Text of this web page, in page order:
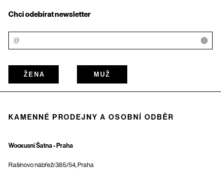
Chci odebírat newsletter
i
ŽENA MUŽ
KAMENNÉ PRODEJNY A OSOBNÍ ODBĚR
Wooxusní Šatna - Praha
Rašínovo nábřeží 385/54, Praha